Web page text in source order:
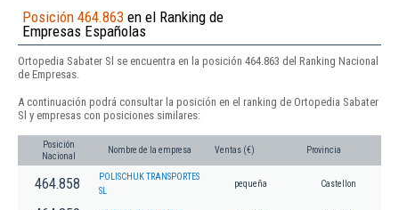
Posición 464.863 en el Ranking de
Empresas Españolas
Ortopedia Sabater Sl se encuentra en la posición 464.863 del Ranking Nacional
de Empresas.
A continuación podrá consultar la posición en el ranking de Ortopedia Sabater
Sl y empresas con posiciones similares:
Posición
Nacional
Nombre de la empresa Ventas (€) Provincia
464.858
POLISCHUK TRANSPORTES
SL
pequeña Castellon